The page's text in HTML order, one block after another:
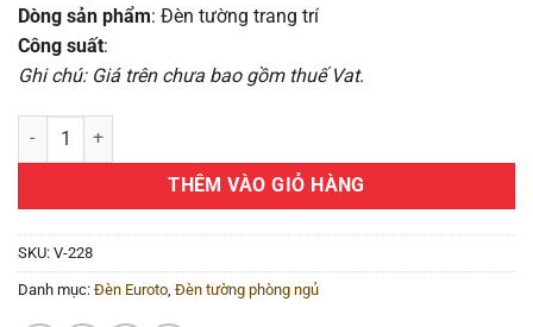
Dòng sản phẩm: Đèn tường trang trí
Công suất:
Ghi chú: Giá trên chưa bao gồm thuế Vat.
Đèn tường trang trí V-228 số lượng
THÊM VÀO GIỎ HÀNG
SKU: V-228
Danh mục: Đèn Euroto Đèn tường phòng ngủ